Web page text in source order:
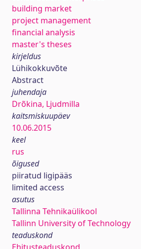
building market
project management
financial analysis
master's theses
kirjeldus
Lühikokkuvõte
Abstract
juhendaja
Drõkina, Ljudmilla
kaitsmiskuupäev
10.06.2015
keel
rus
õigused
piiratud ligipääs
limited access
asutus
Tallinna Tehnikaülikool
Tallinn University of Technology
teaduskond